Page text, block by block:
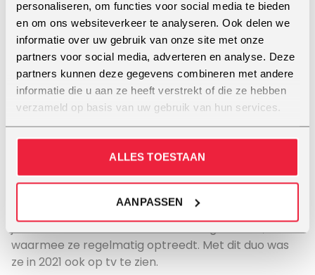
personaliseren, om functies voor social media te bieden
en om ons websiteverkeer te analyseren. Ook delen we
informatie over uw gebruik van onze site met onze
partners voor social media, adverteren en analyse. Deze
partners kunnen deze gegevens combineren met andere
informatie die u aan ze heeft verstrekt of die ze hebben
verzameld op basis van uw gebruik van hun services.
ALLES TOESTAAN
AANPASSEN
losgelaten. Ze zong als jong meisje in verschillende
kinder-, jongeren- en gospelkoren. Ook speelde ze
hoofdrollen in diverse voorstellingen bij verschillende
musicalgroepen. Ze heeft veel ervaring opgedaan
met zingen op allerlei gelegenheden, zoals
bruiloften, festivals en als solist bij Proms en Passion
concerten.
Ook had ze een aantal jaar een eigen theatergroep
die ze samen met drie vrienden oprichtte. Met deze
groep maakte ze eigen producties en trad ze veel
op, ook buiten het theater. Lisanne heeft veel
ervaring opgedaan in verschillende bands en is al
waarmee ze regelmatig optreedt. Met dit duo was
ze in 2021 ook op tv te zien.